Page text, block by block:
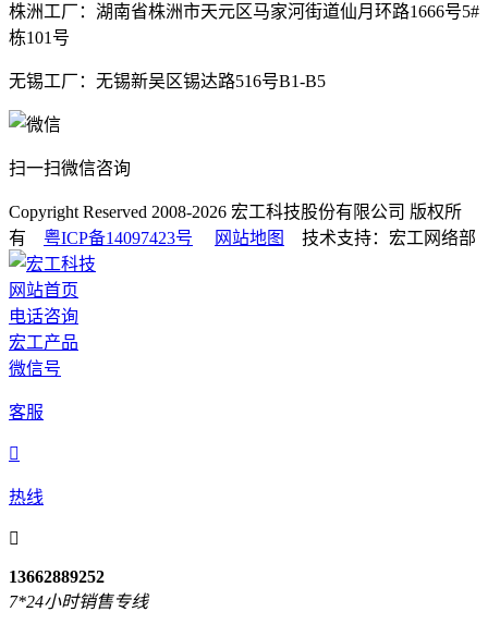
株洲工厂：湖南省株洲市天元区马家河街道仙月环路1666号5#
栋101号
无锡工厂：无锡新吴区锡达路516号B1-B5
扫一扫微信咨询
Copyright Reserved 2008-2026 宏工科技股份有限公司 版权所
有 粤ICP备14097423号 网站地图 技术支持：宏工网络部
网站首页
电话咨询
宏工产品
微信号
客服

热线

13662889252
7*24小时销售专线